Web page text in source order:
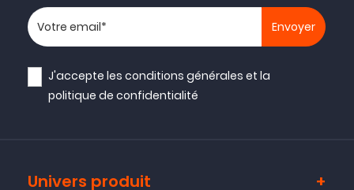
Votre adresse email
J'accepte lesconditions générales et la
politique de confidentialité
Univers produit